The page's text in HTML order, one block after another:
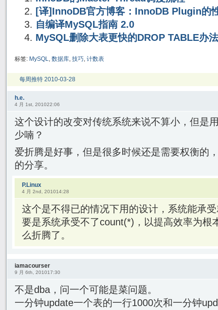
[译]InnoDB官方博客：InnoDB Plugin的
自编译MySQL指南 2.0
MySQL删除大表更快的DROP TABLE办法
标签: MySQL, 数据库, 技巧, 计数表
每周推特 2010-03-28
h.e.
4 月 1st, 201022:06
这个设计的改变对传统系统来说不算小，但是
少喃？
爱折腾是好事，但是很多时候还是需要权衡的
的分享。
P.Linux
4 月 2nd, 201014:28
这个是不得已的情况下用的设计，系统能承
要是系统承受不了count(*)，以提高效率为根
么折腾了。
iamacourser
9 月 6th, 201017:30
不是dba，问一个可能是菜问题。
一分钟update一个表的一行1000次和一分钟